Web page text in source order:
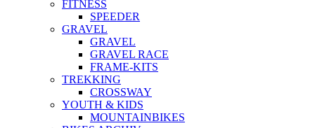
FITNESS
SPEEDER
GRAVEL
GRAVEL
GRAVEL RACE
FRAME-KITS
TREKKING
CROSSWAY
YOUTH & KIDS
MOUNTAINBIKES